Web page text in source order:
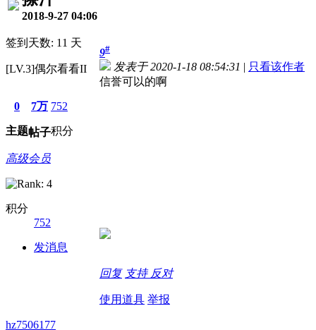
2018-9-27 04:06
签到天数: 11 天
[LV.3]偶尔看看II
0
主题
7万
帖子
752
积分
高级会员
积分
752
发消息
9#
发表于 2020-1-18 08:54:31 | 只看该作者
信誉可以的啊
回复 支持 反对
使用道具 举报
hz7506177